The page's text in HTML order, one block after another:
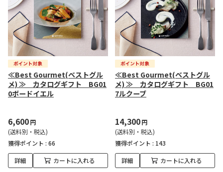
≪Best Gourmet(ベストグル
メ) ≫ カタログギフト BG01
0ボードイエル
6,600円
(送料別・税込)
獲得ポイント : 66
詳細 カートに入れる
≪Best Gourmet(ベストグル
メ) ≫ カタログギフト BG01
7ルクーブ
14,300円
(送料別・税込)
獲得ポイント : 143
詳細 カートに入れる